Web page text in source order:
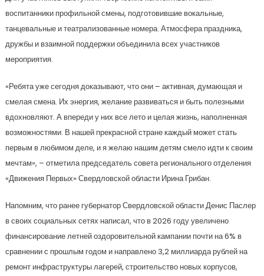
воспитанники профильной смены, подготовившие вокальные,
танцевальные и театрализованные номера. Атмосфера праздника,
дружбы и взаимной поддержки объединила всех участников
мероприятия.
«Ребята уже сегодня доказывают, что они – активная, думающая и
смелая смена. Их энергия, желание развиваться и быть полезными
вдохновляют. А впереди у них все лето и целая жизнь, наполненная
возможностями. В нашей прекрасной стране каждый может стать
первым в любимом деле, и я желаю нашим детям смело идти к своим
мечтам», – отметила председатель совета регионального отделения
«Движения Первых» Свердловской области Ирина Грибан.
Напомним, что ранее губернатор Свердловской области Денис Паслер
в своих социальных сетях написал, что в 2026 году увеличено
финансирование летней оздоровительной кампании почти на 6% в
сравнении с прошлым годом и направлено 3,2 миллиарда рублей на
ремонт инфраструктуры лагерей, строительство новых корпусов,